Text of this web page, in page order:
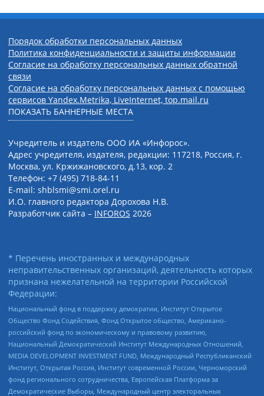
Порядок обработки персональных данных
Политика конфиденциальности и защиты информации
Согласие на обработку персональных данных обратной
связи
Согласие на обработку персональных данных с помощью
сервисов Yandex.Metrika, LiveInternet, top.mail.ru
ПОКАЗАТЬ БАННЕРНЫЕ МЕСТА
Учредитель и издатель ООО ИА «Инфорос».
Адрес учредителя, издателя, редакции: 117218, Россия, г.
Москва, ул. Кржижановского, д.13, кор. 2
Телефон: +7 (495) 718-84-11
E-mail: shblsmi@smi.orel.ru
И.О. главного редактора Дорохова Н.В.
Разработчик сайта – INFOROS 2026
* Перечень иностранных и международных
неправительственных организаций, деятельность которых
признана нежелательной на территории Российской
Федерации:
Национальный фонд в поддержку демократии, Институт Открытое
Общество Фонд Содействия, Фонд Открытое общество, Американо-
российский фонд по экономическому и правовому развитию,
Национальный Демократический Институт Международных Отношений,
MEDIA DEVELOPMENT INVESTMENT FUND, Международный Республиканский
Институт, Открытая Россия, Институт современной России, Черноморский
фонд регионального сотрудничества, Европейская Платформа за
Демократические Выборы, Международный центр электоральных